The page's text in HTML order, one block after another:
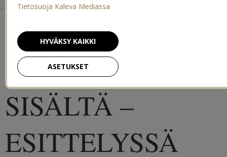
KAUNEUS
LÄHTEE
SISÄLTÄ –
ESITTELYSSÄ
Tietosuoja Kaleva Mediassa
ASETUKSET
HYVÄKSY KAIKKI